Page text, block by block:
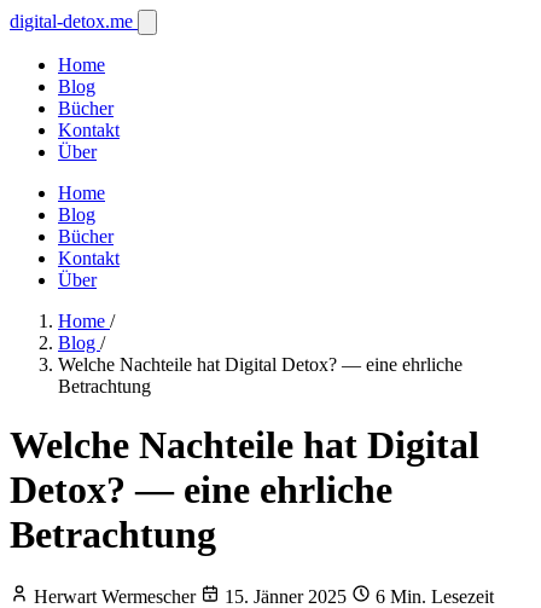
digital-detox.me
Home
Blog
Bücher
Kontakt
Über
Home
Blog
Bücher
Kontakt
Über
Home /
Blog /
Welche Nachteile hat Digital Detox? — eine ehrliche
Betrachtung
Welche Nachteile hat Digital
Detox? — eine ehrliche
Betrachtung
Herwart Wermescher 15. Jänner 2025
6 Min. Lesezeit